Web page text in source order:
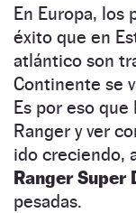
En Europa, los
éxito que en
atlántico son
Continente se
Es por eso que
Ranger y ver
ido creciendo,
Ranger Super
pesadas.